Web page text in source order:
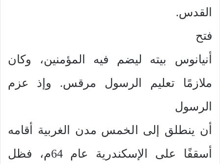
القدس.
فتح
أنيانوس بيته ليضم فيه المؤمنين، وكان
ملازمًا تعليم الرسول مرقس. وإذ عزم
الرسول
أن ينطلق إلى الخمس مدن الغربية أقامه
أسقفًا على الإسكندرية عام 64م، فظل